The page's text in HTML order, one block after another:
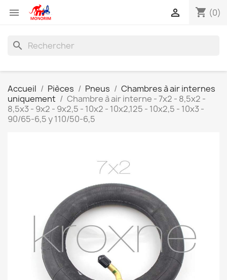
 shopping_cart (0)

search
Accueil Pièces Pneus
Chambres à air internes
uniquement
Chambre à air interne - 7x2 - 8,5x2 -
8,5x3 - 9x2 - 9x2,5 - 10x2 - 10x2,125 - 10x2,5 - 10x3 -
90/65-6,5 y 110/50-6,5